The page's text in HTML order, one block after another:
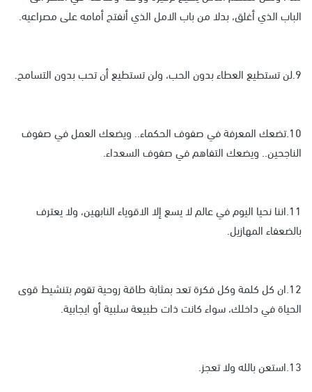
الباب الذي أغلق، بدلا من باب الامل الذي أنفتح أمامه على مصراعيه.
9.لن تستطيع العطاء بدون الحب، ولن تستطيع أن تحب بدون التسامح.
10.تضعك المعرفة في صفوف الحكماء.. ويضعك العمل في صفوف
الناجحين.. ويضعك التفاهم في صفوف السعداء.
11.اننا نحيا اليوم في عالم لا يسع إلا الاقوياء النابهين، ولا يعترف
بالضعفاء المهازيل.
12.ان كل كلمة وكل فكرة تعد بمثابة طاقة روحية تقوم بتنشيط قوى
الحياة في داخلك، سواء كانت ذات طبيعة سلبية أو ايجابية.
13.استعن بالله ولا تعجز.